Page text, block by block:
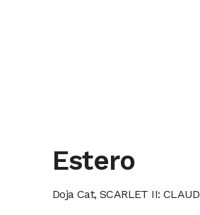
Estero
Doja Cat, SCARLET II: